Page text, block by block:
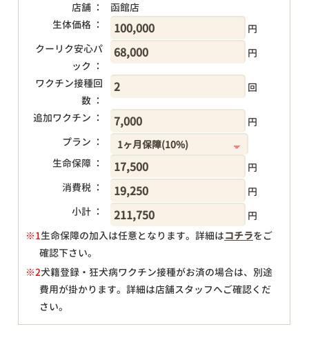
店舗 ：
函館店
生体価格 ：
円
クーリク安心パ
ック ：
円
ワクチン接種回
数 ：
回
追加ワクチン ：
円
プラン ：
生命保障 ：
円
消費税 ：
円
小計 ：
円
※1生命保障の加入は任意となります。詳細はコチラをご
確認下さい。
※2犬籍登録・狂犬病ワクチン接種がお済の場合は、別途
費用が掛かります。詳細は店舗スタッフへご確認くだ
さい。